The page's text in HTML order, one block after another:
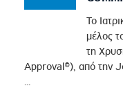
Το
μέλος
τη
Approval®), από την
...